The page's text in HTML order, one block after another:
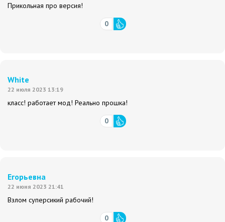
Прикольная про версия!
0
White
22 июля 2023 13:19
класс! работает мод! Реально прошка!
0
Егорьевна
22 июня 2023 21:41
Взлом суперсикий рабочий!
0